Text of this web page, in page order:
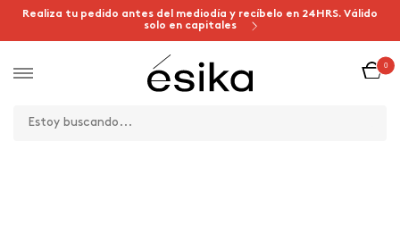
Realiza tu pedido antes del mediodía y recíbelo en 24HRS. Válido
solo en capitales
0